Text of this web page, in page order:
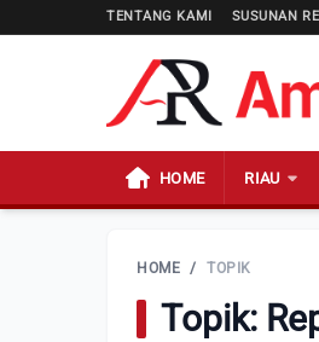
TENTANG KAMI SUSUNAN
HOME RIAU
HOME / TOPIK
Topik: